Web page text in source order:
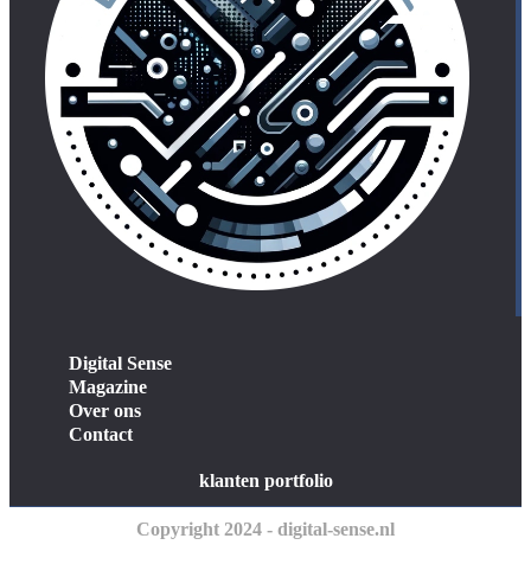
Digital Sense
Magazine
Over ons
Contact
klanten portfolio
Copyright 2024 - digital-sense.nl